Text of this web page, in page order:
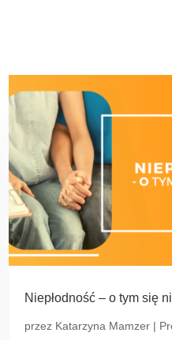
Niepłodność – o tym się
przez Katarzyna Mamzer|